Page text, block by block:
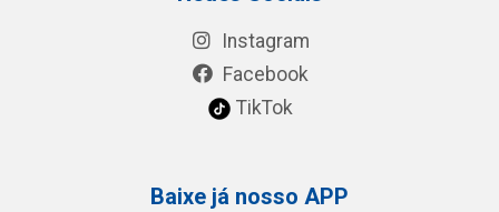
Instagram
Facebook
TikTok
Baixe já nosso APP